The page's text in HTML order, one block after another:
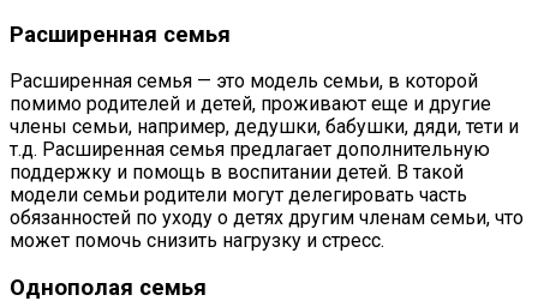
Расширенная семья
Расширенная семья — это модель семьи, в которой
помимо родителей и детей, проживают еще и другие
члены семьи, например, дедушки, бабушки, дяди, тети и
т.д. Расширенная семья предлагает дополнительную
поддержку и помощь в воспитании детей. В такой
модели семьи родители могут делегировать часть
обязанностей по уходу о детях другим членам семьи, что
может помочь снизить нагрузку и стресс.
Однополая семья